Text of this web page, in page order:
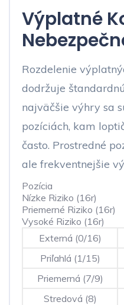
Výplatné
Rozdelenie
dodržuje
najväčšie výhry sa
pozíciách, kam
často. Prostredné
ale frekventnejšie
Pozícia
Nízke Riziko (16r)
Priemerné Riziko (16r)
Vysoké Riziko (16r)
Externá (0/16)
Priľahlá (1/15)
Priemerná (7/9)
Stredová (8)